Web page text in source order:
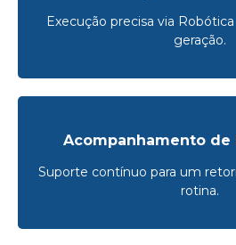
Execução precisa via
geração.
Acompanhamento de
Suporte contínuo para um
rotina.